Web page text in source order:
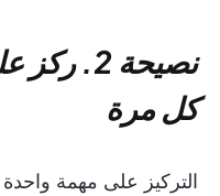
نصيحة
كل مرة
التركيز على مهمة